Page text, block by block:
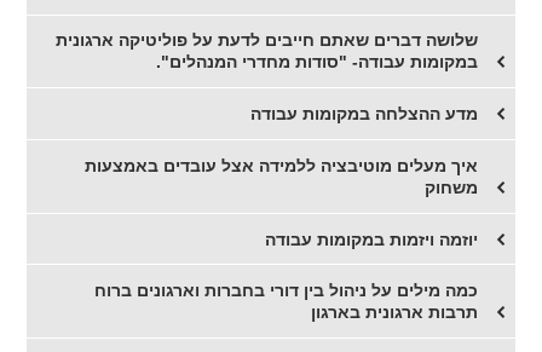
שלושה דברים שאתם חייבים לדעת על פוליטיקה ארגונית
במקומות עבודה- "סודות מחדרי המנהלים".
מדע ההצלחה במקומות עבודה
איך מעלים מוטיבציה ללמידה אצל עובדים באמצעות
משחוק
יוזמה ויזמות במקומות עבודה
כמה מילים על ניהול בין דורי בחברות וארגונים ברוח
תרבות ארגונית בארגון